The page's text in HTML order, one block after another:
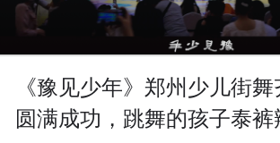
《豫见少年》郑州少儿街舞
圆满成功，跳舞的孩子泰裤